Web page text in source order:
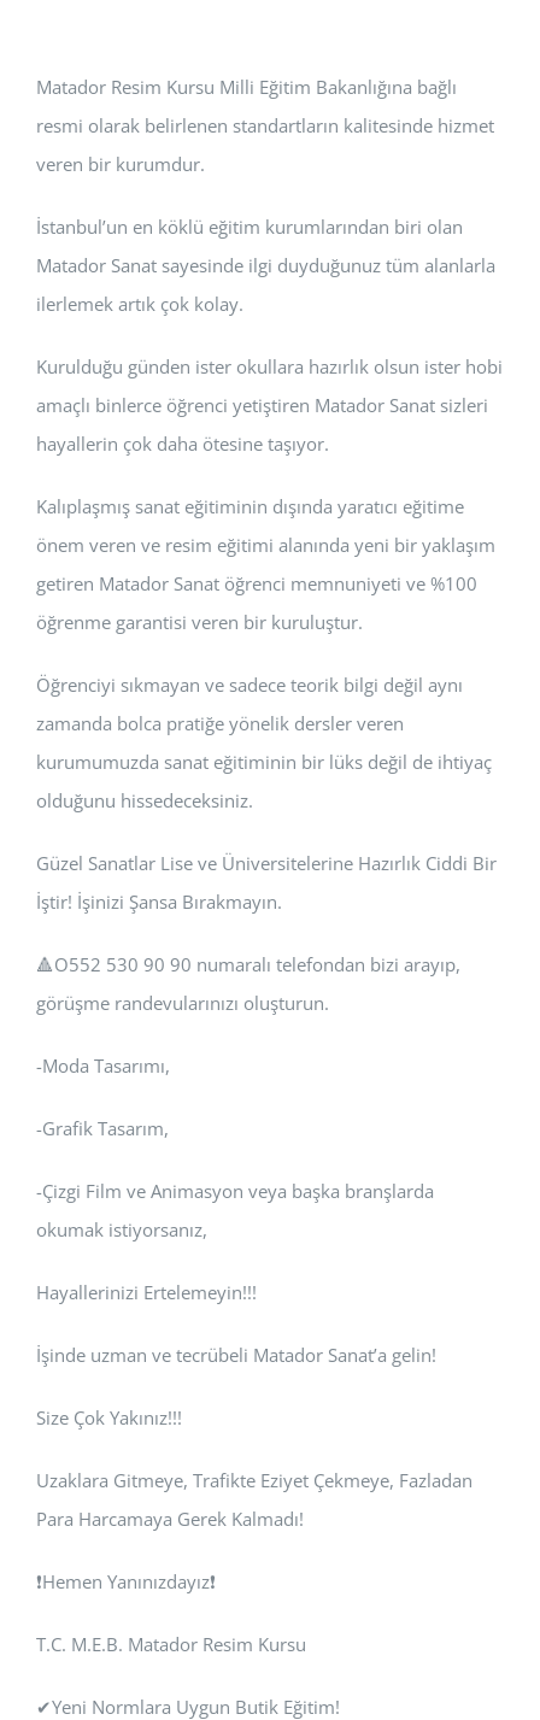
Matador Resim Kursu Milli Eğitim Bakanlığına bağlı
resmi olarak belirlenen standartların kalitesinde hizmet
veren bir kurumdur.
İstanbul’un en köklü eğitim kurumlarından biri olan
Matador Sanat sayesinde ilgi duyduğunuz tüm alanlarla
ilerlemek artık çok kolay.
Kurulduğu günden ister okullara hazırlık olsun ister hobi
amaçlı binlerce öğrenci yetiştiren Matador Sanat sizleri
hayallerin çok daha ötesine taşıyor.
Kalıplaşmış sanat eğitiminin dışında yaratıcı eğitime
önem veren ve resim eğitimi alanında yeni bir yaklaşım
getiren Matador Sanat öğrenci memnuniyeti ve %100
öğrenme garantisi veren bir kuruluştur.
Öğrenciyi sıkmayan ve sadece teorik bilgi değil aynı
zamanda bolca pratiğe yönelik dersler veren
kurumumuzda sanat eğitiminin bir lüks değil de ihtiyaç
olduğunu hissedeceksiniz.
Güzel Sanatlar Lise ve Üniversitelerine Hazırlık Ciddi Bir
İştir! İşinizi Şansa Bırakmayın.
🔺️O552 530 90 90 numaralı telefondan bizi arayıp,
görüşme randevularınızı oluşturun.
-Moda Tasarımı,
-Grafik Tasarım,
-Çizgi Film ve Animasyon veya başka branşlarda
okumak istiyorsanız,
Hayallerinizi Ertelemeyin!!!
İşinde uzman ve tecrübeli Matador Sanat’a gelin!
Size Çok Yakınız!!!
Uzaklara Gitmeye, Trafikte Eziyet Çekmeye, Fazladan
Para Harcamaya Gerek Kalmadı!
❗Hemen Yanınızdayız❗
T.C. M.E.B. Matador Resim Kursu
✔Yeni Normlara Uygun Butik Eğitim!